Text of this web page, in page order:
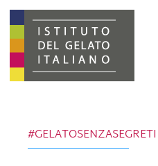
#GELATOSENZASEGRETI